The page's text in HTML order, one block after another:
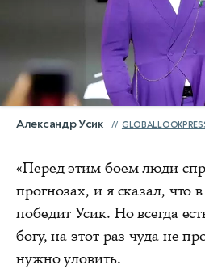
Александр Усик
«Перед этим боем люди
прогнозах, и я сказал, что
победит Усик. Но всегда
богу, на этот раз чуда не
нужно уловить.